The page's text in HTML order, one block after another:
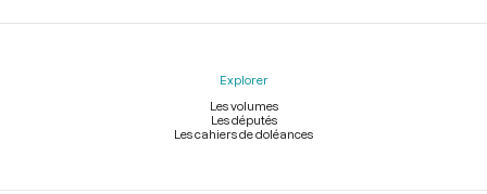
Explorer
Les volumes
Les députés
Les cahiers de doléances